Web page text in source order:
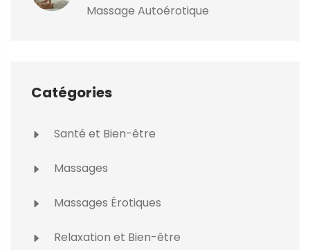
Massage Autoérotique
Catégories
Santé et Bien-être
Massages
Massages Érotiques
Relaxation et Bien-être